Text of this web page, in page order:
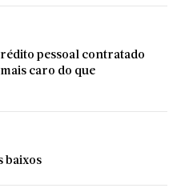
pessoal contratado
caro do que
baixos